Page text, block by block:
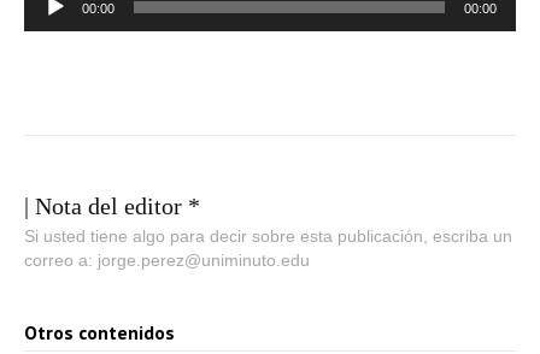
e
u
c
t
r
00:00 00:00
| Nota del editor *
Si usted tiene algo para decir sobre esta publicación, escriba un
correo a: jorge.perez@uniminuto.edu
Otros contenidos